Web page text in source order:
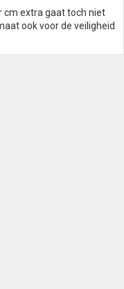
cm extra gaat toch niet
ook voor de veiligheid